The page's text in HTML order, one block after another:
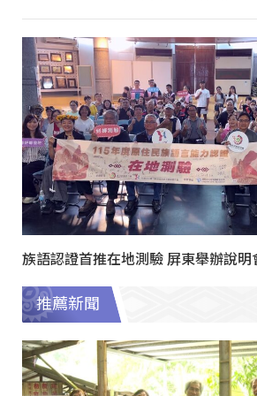
族語認證首推在地測驗 屏東舉辦說明
推薦新聞